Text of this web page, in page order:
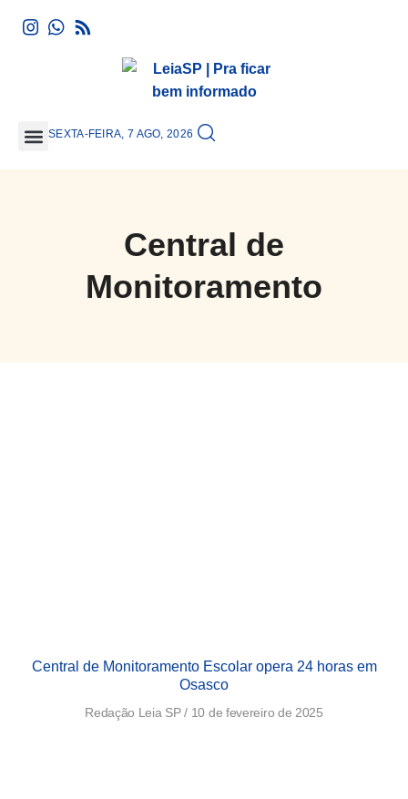
SEXTA-FEIRA, 7 AGO, 2026
Central de
Monitoramento
Central de Monitoramento Escolar opera 24 horas em
Osasco
Redação Leia SP 10 de fevereiro de 2025